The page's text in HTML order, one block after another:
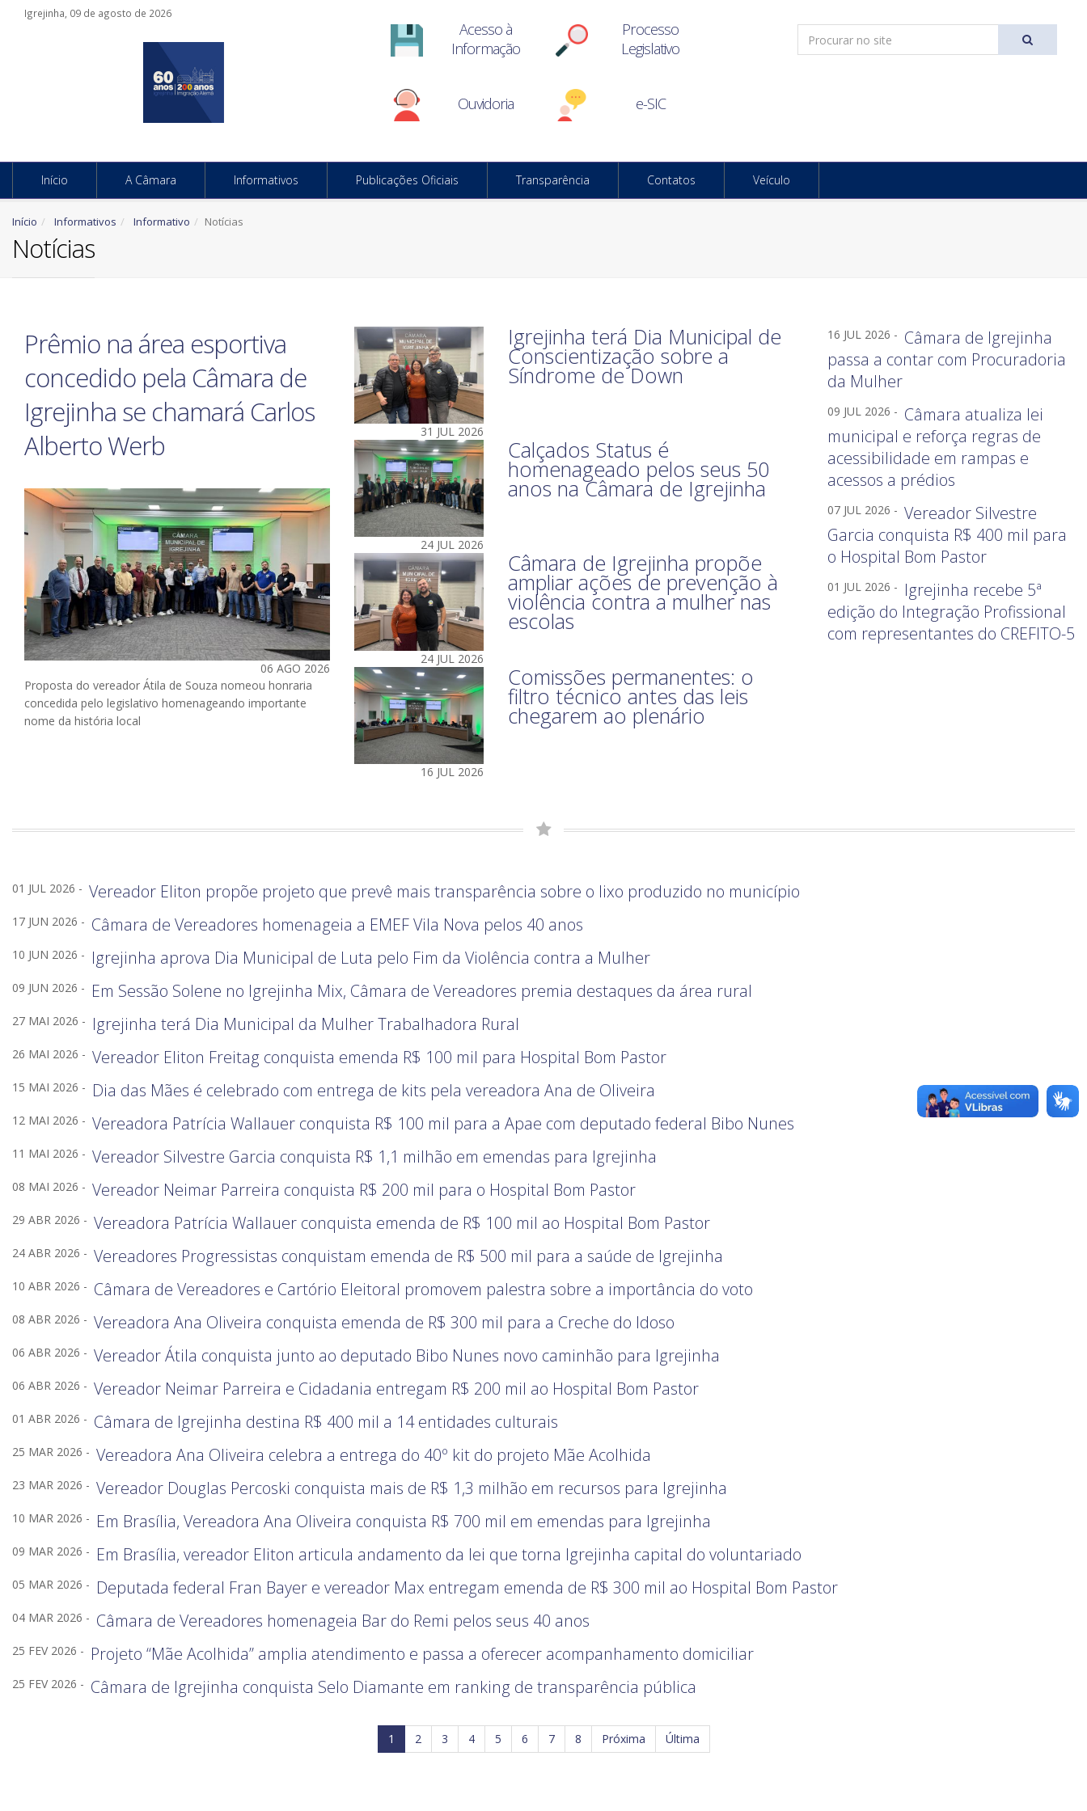
Igrejinha, 09 de agosto de 2026
Acesso à
Informação
Processo
Legislativo
Ouvidoria e-SIC
Pesquisar
Início A Câmara Informativos Publicações Oficiais Transparência Contatos Veículo
Início Informativos Informativo Notícias
Notícias
Prêmio na área esportiva
concedido pela Câmara de
Igrejinha se chamará Carlos
Alberto Werb
06 AGO 2026
Proposta do vereador Átila de Souza nomeou honraria
concedida pelo legislativo homenageando importante
nome da história local
31 JUL 2026
Igrejinha terá Dia Municipal de
Conscientização sobre a
Síndrome de Down
24 JUL 2026
Calçados Status é
homenageado pelos seus 50
anos na Câmara de Igrejinha
24 JUL 2026
Câmara de Igrejinha propõe
ampliar ações de prevenção à
violência contra a mulher nas
escolas
16 JUL 2026
Comissões permanentes: o
filtro técnico antes das leis
chegarem ao plenário
16 JUL 2026 - Câmara de Igrejinha
passa a contar com Procuradoria
da Mulher
09 JUL 2026 - Câmara atualiza lei
municipal e reforça regras de
acessibilidade em rampas e
acessos a prédios
07 JUL 2026 - Vereador Silvestre
Garcia conquista R$ 400 mil para
o Hospital Bom Pastor
01 JUL 2026 - Igrejinha recebe 5ª
edição do Integração Profissional
com representantes do CREFITO-5
01 JUL 2026 - Vereador Eliton propõe projeto que prevê mais transparência sobre o lixo produzido no município
17 JUN 2026 - Câmara de Vereadores homenageia a EMEF Vila Nova pelos 40 anos
10 JUN 2026 - Igrejinha aprova Dia Municipal de Luta pelo Fim da Violência contra a Mulher
09 JUN 2026 - Em Sessão Solene no Igrejinha Mix, Câmara de Vereadores premia destaques da área rural
27 MAI 2026 - Igrejinha terá Dia Municipal da Mulher Trabalhadora Rural
26 MAI 2026 - Vereador Eliton Freitag conquista emenda R$ 100 mil para Hospital Bom Pastor
15 MAI 2026 - Dia das Mães é celebrado com entrega de kits pela vereadora Ana de Oliveira
12 MAI 2026 - Vereadora Patrícia Wallauer conquista R$ 100 mil para a Apae com deputado federal Bibo Nunes
11 MAI 2026 - Vereador Silvestre Garcia conquista R$ 1,1 milhão em emendas para Igrejinha
08 MAI 2026 - Vereador Neimar Parreira conquista R$ 200 mil para o Hospital Bom Pastor
29 ABR 2026 - Vereadora Patrícia Wallauer conquista emenda de R$ 100 mil ao Hospital Bom Pastor
24 ABR 2026 - Vereadores Progressistas conquistam emenda de R$ 500 mil para a saúde de Igrejinha
10 ABR 2026 - Câmara de Vereadores e Cartório Eleitoral promovem palestra sobre a importância do voto
08 ABR 2026 - Vereadora Ana Oliveira conquista emenda de R$ 300 mil para a Creche do Idoso
06 ABR 2026 - Vereador Átila conquista junto ao deputado Bibo Nunes novo caminhão para Igrejinha
06 ABR 2026 - Vereador Neimar Parreira e Cidadania entregam R$ 200 mil ao Hospital Bom Pastor
01 ABR 2026 - Câmara de Igrejinha destina R$ 400 mil a 14 entidades culturais
25 MAR 2026 - Vereadora Ana Oliveira celebra a entrega do 40º kit do projeto Mãe Acolhida
23 MAR 2026 - Vereador Douglas Percoski conquista mais de R$ 1,3 milhão em recursos para Igrejinha
10 MAR 2026 - Em Brasília, Vereadora Ana Oliveira conquista R$ 700 mil em emendas para Igrejinha
09 MAR 2026 - Em Brasília, vereador Eliton articula andamento da lei que torna Igrejinha capital do voluntariado
05 MAR 2026 - Deputada federal Fran Bayer e vereador Max entregam emenda de R$ 300 mil ao Hospital Bom Pastor
04 MAR 2026 - Câmara de Vereadores homenageia Bar do Remi pelos seus 40 anos
25 FEV 2026 - Projeto “Mãe Acolhida” amplia atendimento e passa a oferecer acompanhamento domiciliar
25 FEV 2026 - Câmara de Igrejinha conquista Selo Diamante em ranking de transparência pública
1 2 3 4 5 6 7 8 Próxima Última